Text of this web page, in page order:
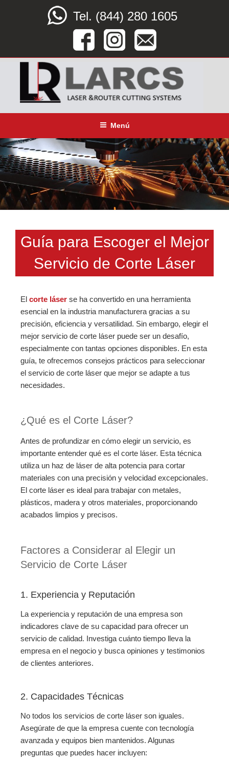
Tel. (844) 280 1605
Menú
Guía para Escoger el Mejor
Servicio de Corte Láser
El corte láser se ha convertido en una herramienta
esencial en la industria manufacturera gracias a su
precisión, eficiencia y versatilidad. Sin embargo, elegir el
mejor servicio de corte láser puede ser un desafío,
especialmente con tantas opciones disponibles. En esta
guía, te ofrecemos consejos prácticos para seleccionar
el servicio de corte láser que mejor se adapte a tus
necesidades.
¿Qué es el Corte Láser?
Antes de profundizar en cómo elegir un servicio, es
importante entender qué es el corte láser. Esta técnica
utiliza un haz de láser de alta potencia para cortar
materiales con una precisión y velocidad excepcionales.
El corte láser es ideal para trabajar con metales,
plásticos, madera y otros materiales, proporcionando
acabados limpios y precisos.
Factores a Considerar al Elegir un
Servicio de Corte Láser
1. Experiencia y Reputación
La experiencia y reputación de una empresa son
indicadores clave de su capacidad para ofrecer un
servicio de calidad. Investiga cuánto tiempo lleva la
empresa en el negocio y busca opiniones y testimonios
de clientes anteriores.
2. Capacidades Técnicas
No todos los servicios de corte láser son iguales.
Asegúrate de que la empresa cuente con tecnología
avanzada y equipos bien mantenidos. Algunas
preguntas que puedes hacer incluyen: